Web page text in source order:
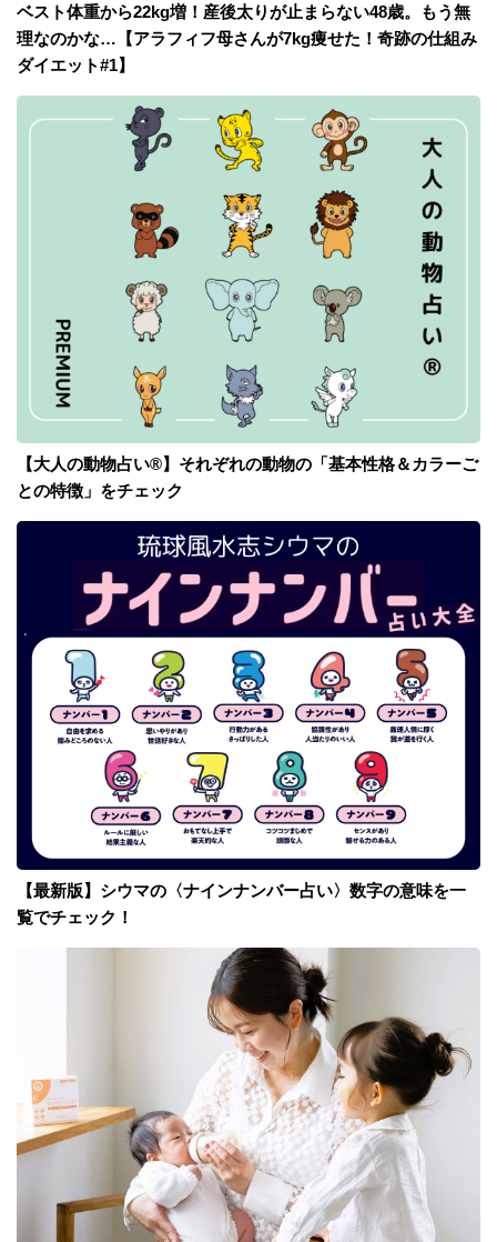
ベスト体重から22kg増！産後太りが止まらない48歳。もう無
理なのかな…【アラフィフ母さんが7kg痩せた！奇跡の仕組み
ダイエット#1】
【大人の動物占い®】それぞれの動物の「基本性格＆カラーご
との特徴」をチェック
【最新版】シウマの〈ナインナンバー占い〉数字の意味を一
覧でチェック！